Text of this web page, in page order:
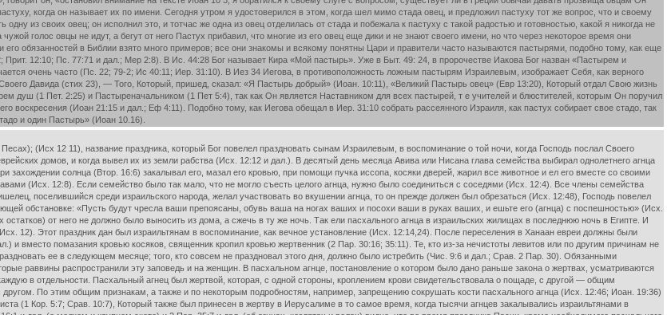
когда он называет их по имени. Сегодня утром я удостоверился в этом, когда шел мимо стада овец, и предложил пастуху тот же вопрос, что и своему
одну из своих овец; он исполнил это, и тотчас же одна из овец отделилась от стада и побежала к пастуху с такой радостью и готовностью, какой я никогда не
голос овцы не идут, а бегут от него Пастух прибавил, что многие из его овец еще дики и не знают своего имени, но что через некоторое время они
обязанностей в Библии взято много примеров; все они знакомы и всякому понятны Цари и правители часто называются пастырями, подобно тому, как еще
12:10; Пс. 77:71 и дал.; Мер 2:8). В Ис. 44:28 Бог называет Кира «Мой пастырь». Уже в Быт. 49: 24, в пророчестве Иакова Бог назван «Пастырем и
очень часто (Пс. 22; 79-2; Ис 40:11; Иер. 31:10). В Иез 34 Иегова, в противоположность ложным пастырям Израилевым, изображает Себя, как верного
Давида (стих 23), — Того, Который, пришед, сказал: «Я Пастырь добрый» (Иоан. 10:11), «Великий Пастырь овец» (Евр 13:20), Который отдал Свою жизнь
душ (1 Пет. 2:25) и Пастыреначальником (1 Пет 5:4), так как Он является Наставником для всех пастырей, т е учителей и блюстителей, которым Он поручил
воскресения (Иоан 21:15 и дал.; Еф 4:11). Подобно тому, как Иегова обещал в Иер. 31:10 собрать рассеянного Израиля, как пастух собирает свое стадо, так
и один Пастырь» (Иоан 10.16).
(Исх 12 11), название праздника, который Бог повелел праздновать сынам Израилевым, в воспоминание о той ночи, когда Господь послал Своего
домов, и когда вывел их из земли рабства (Исх. 12:12 и дал.). В десятый день месяца Авива или Нисана глава семейства выбирал однолетнего агнца
захождении солнца (Втор. 16:6) закалывал его, мазал его кровью, при помощи пучка иссопа, косяки дверей, жарил все животное и ел его вместе со своими
(Исх. 12:8). Если семейство было так мало, что не могло съесть целого агнца, нужно было соединиться с соседями (Исх. 12:4). Все члены семейства
поселившийся среди израильского народа, желал участвовать во вкушении агнца, то он прежде должен был обрезаться (Исх. 12:48), Господь повелел
обстановке: «Пусть будут чресла ваши препоясаны, обувь ваша на ногах ваших и посохи ваши в руках ваших, и ешьте его (агнца) с поспешностью» (Исх.
от него не должно было выносить из дома, а сжечь в ту же ночь. Так ели пасхального агнца в израильских жилищах в последнюю ночь в Египте. И
12). Этот праздник дан был израильтянам в воспоминание, как вечное установление (Исх. 12:14,24). После переселения в Ханаан евреи должны были
и вместо помазания кровью косяков, священник кропил кровью жертвенник (2 Пар. 30:16; 35:11). Те, кто из-за нечистоты левитов или по другим причинам не
ее в следующем месяце; того, кто совсем не праздновал этого дня, должно было истребить (Чис. 9:6 и дал.; Срав. 2 Пар. 30). Обязанными
раввины распространили эту заповедь и на женщин. В пасхальном агнце, постановление о котором было дано раньше закона о жертвах, усматриваются
в отдельности. Пасхальный агнец был жертвой, которая, с одной стороны, кроплением крови свидетельствовала о пощаде, с другой — общим
По этим общим признакам, а также и по некоторым подробностям, например, запрещению сокрушать кости пасхального агнца (Исх. 12:46; Иоан. 19:36)
(1 Кор. 5:7; Срав. 10:7), Который также был принесен в жертву в Иерусалиме в то самое время, когда тысячи агнцев закалывались израильтянами в